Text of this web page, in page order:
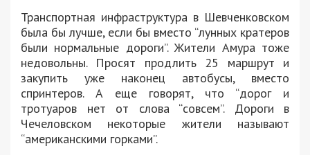
Транспортная инфраструктура в Шевченковском
была бы лучше, если бы вместо “лунных кратеров
были нормальные дороги”. Жители Амура тоже
недовольны. Просят продлить 25 маршрут и
закупить уже наконец автобусы, вместо
спринтеров. А еще говорят, что “дорог и
тротуаров нет от слова “совсем”. Дороги в
Чечеловском некоторые жители называют
“американскими горками”.